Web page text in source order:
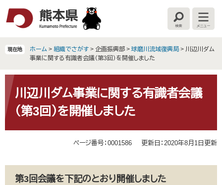
文
へ
検
索
メ
ニ
ー
現在地 ホーム > 組織でさがす > 企画振興部 > 球磨川流域復興局 > 川辺川ダム
事業に関する有識者会議（第3回）を開催しました
文 川辺川ダム事業に関する有識者会議
（第3回）を開催しました
ページ番号：0001586 更新日：2020年8月1日更新
第3回会議を下記のとおり開催しました